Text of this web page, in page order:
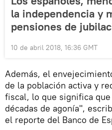
la independencia y
pensiones de
10 de abril 2018, 16:36 GMT
Además, el
de la población activa y
fiscal, lo que significa
décadas de agonía",
el reporte del Banco de